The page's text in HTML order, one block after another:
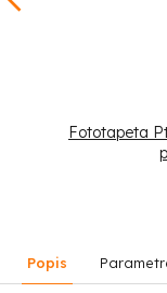
Fototapeta
Popis